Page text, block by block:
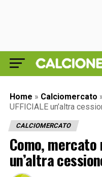
Home » Calciomercato
UFFICIALE un’altra
CALCIOMERCATO
Como, mercato
un’altra